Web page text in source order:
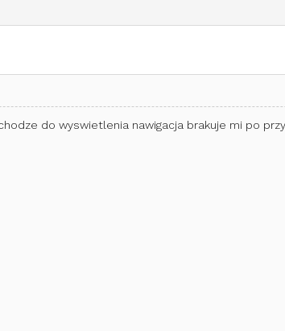
do wyswietlenia nawigacja brakuje mi po